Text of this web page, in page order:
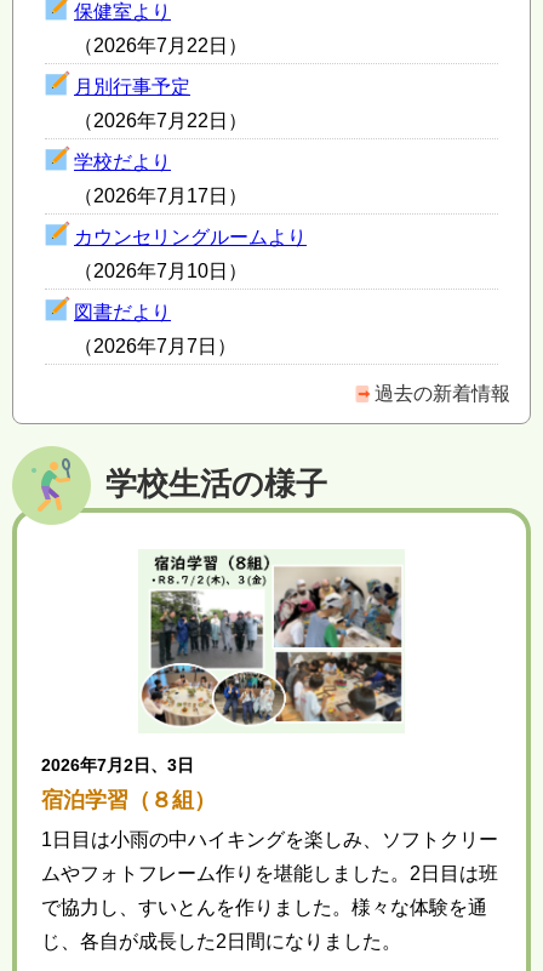
保健室より
（2026年7月22日）
月別行事予定
（2026年7月22日）
学校だより
（2026年7月17日）
カウンセリングルームより
（2026年7月10日）
図書だより
（2026年7月7日）
過去の新着情報
学校生活の様子
2026年7月2日、3日
宿泊学習（８組）
1日目は小雨の中ハイキングを楽しみ、ソフトクリー
ムやフォトフレーム作りを堪能しました。2日目は班
で協力し、すいとんを作りました。様々な体験を通
じ、各自が成長した2日間になりました。